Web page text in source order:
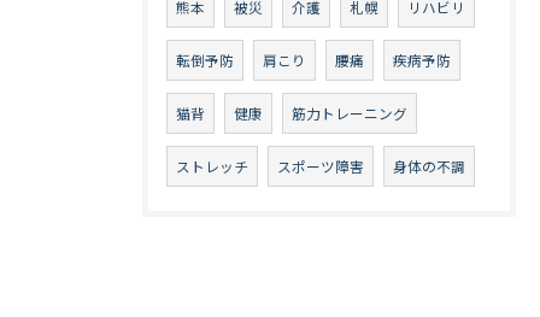
熊本 被災 介護 札幌 リハビリ
転倒予防 肩こり 腰痛 疾病予防
猫背 健康 筋力トレーニング
ストレッチ スポーツ障害 身体の不調